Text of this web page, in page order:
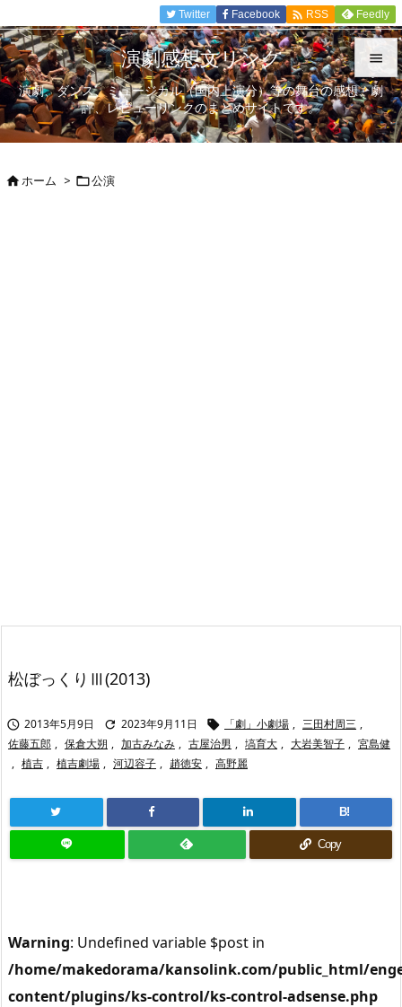


メニュ

Twitter Facebook  RSS Feedly
演劇感想文リンク
演劇、ダンス、ミュージカル（国内上演分）等の舞台の感想、劇
評、レビューリンクのまとめサイトです。
ホーム > 公演
松ぼっくりⅢ(2013)
 2013年5月9日  2023年9月11日  「劇」小劇場 , 三田村周三 ,
佐藤五郎 , 保倉大朔 , 加古みなみ , 古屋治男 , 塙育大 , 大岩美智子 , 宮島健
, 植吉 , 植吉劇場 , 河辺容子 , 趙徳安 , 高野麗
B!
Copy
Warning: Undefined variable $post in
/home/makedorama/kansolink.com/public_html/
content/plugins/ks-control/ks-control-adsense.php